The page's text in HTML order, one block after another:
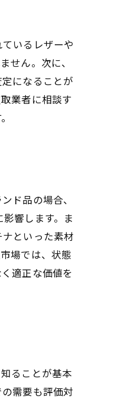
いるレザーや
せん。次に、
になることが
業者に相談す
ド品の場合、
響します。ま
といった素材
場では、状態
適正な価値を
ることが基本
需要も評価対